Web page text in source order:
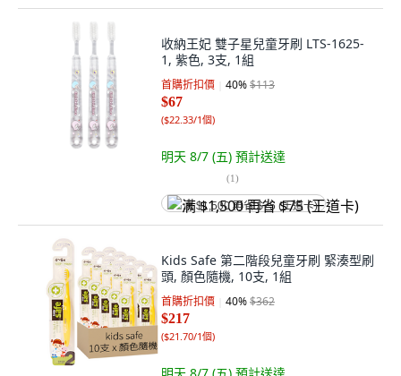
收納王妃 雙子星兒童牙刷 LTS-1625-
1, 紫色, 3支, 1組
首購折扣價 40%$113
$67
($22.33/1個)
明天 8/7 (五) 預計送達
(1)
满 $1,500 再省 $75 (王道卡)
Kids Safe 第二階段兒童牙刷 緊湊型刷
頭, 顏色隨機, 10支, 1組
首購折扣價 40%$362
$217
($21.70/1個)